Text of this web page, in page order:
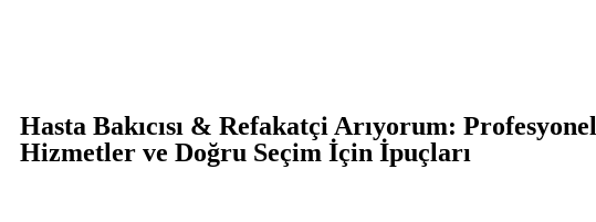
Hasta Bakıcısı & Refakatçi Arıyorum: Profesyonel
Hizmetler ve Doğru Seçim İçin İpuçları